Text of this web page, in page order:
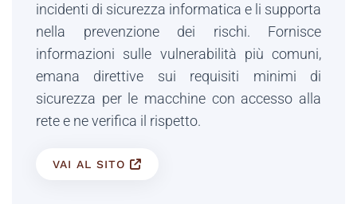
incidenti di sicurezza informatica e li supporta
nella prevenzione dei rischi. Fornisce
informazioni sulle vulnerabilità più comuni,
emana direttive sui requisiti minimi di
sicurezza per le macchine con accesso alla
rete e ne verifica il rispetto.
VAI AL SITO